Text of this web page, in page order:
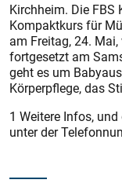
Kirchheim. Die
Kompaktkurs für
am Freitag, 24.
fortgesetzt am
geht es um
Körperpflege, das
1 Weitere Infos,
unter der